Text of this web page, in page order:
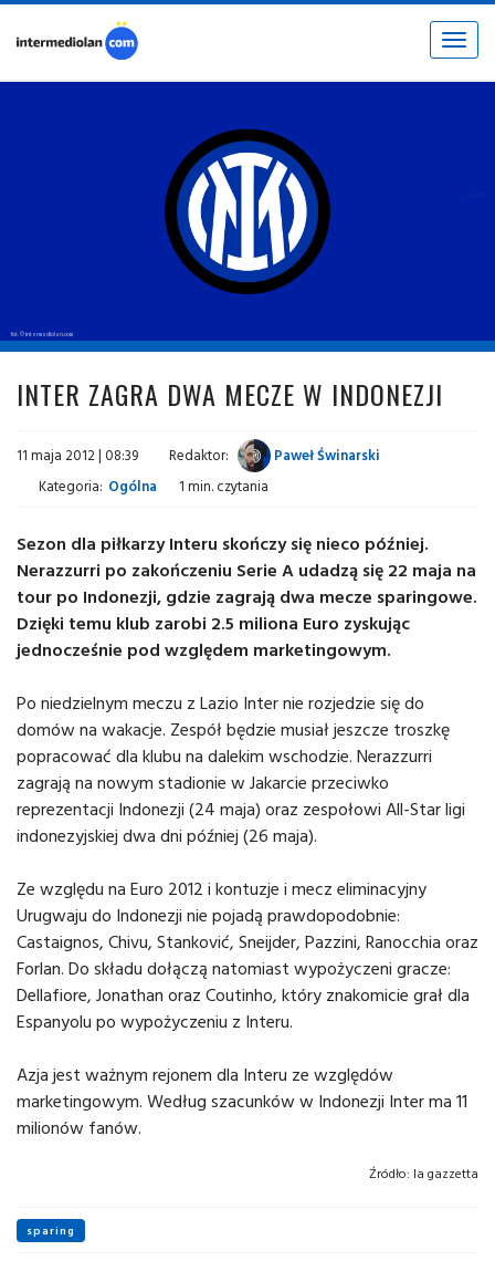
Toggle
fot. © intermediolan.com
INTER ZAGRA DWA MECZE W INDONEZJI
11 maja 2012 | 08:39 Redaktor:
Paweł Świnarski
Kategoria: Ogólna 1 min. czytania
Sezon dla piłkarzy Interu skończy się nieco później.
Nerazzurri po zakończeniu Serie A udadzą się 22 maja na
tour po Indonezji, gdzie zagrają dwa mecze sparingowe.
Dzięki temu klub zarobi 2.5 miliona Euro zyskując
jednocześnie pod względem marketingowym.
Po niedzielnym meczu z Lazio Inter nie rozjedzie się do
domów na wakacje. Zespół będzie musiał jeszcze troszkę
popracować dla klubu na dalekim wschodzie. Nerazzurri
zagrają na nowym stadionie w Jakarcie przeciwko
reprezentacji Indonezji (24 maja) oraz zespołowi All-Star ligi
indonezyjskiej dwa dni później (26 maja).
Ze względu na Euro 2012 i kontuzje i mecz eliminacyjny
Urugwaju do Indonezji nie pojadą prawdopodobnie:
Castaignos, Chivu, Stanković, Sneijder, Pazzini, Ranocchia oraz
Forlan. Do składu dołączą natomiast wypożyczeni gracze:
Dellafiore, Jonathan oraz Coutinho, który znakomicie grał dla
Espanyolu po wypożyczeniu z Interu.
Azja jest ważnym rejonem dla Interu ze względów
marketingowym. Według szacunków w Indonezji Inter ma 11
milionów fanów.
Źródło: la gazzetta
sparing